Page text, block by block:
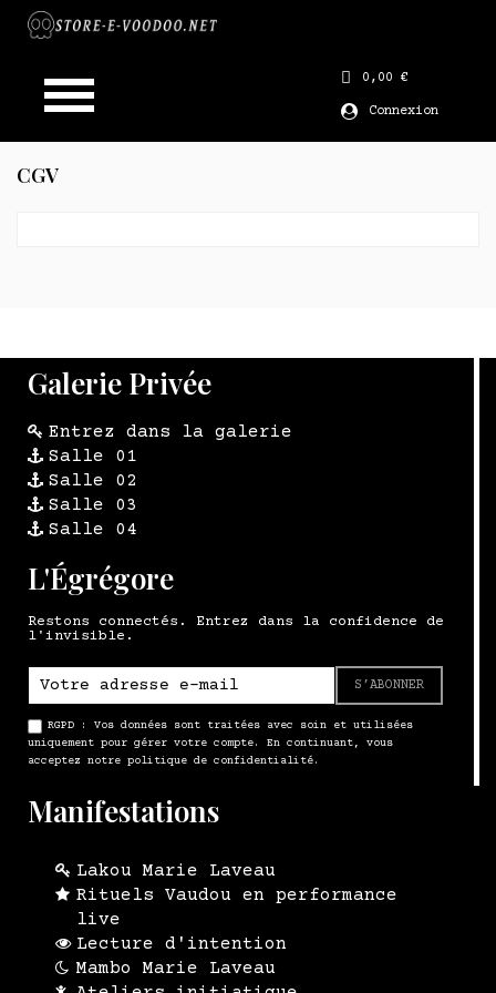
0,00 €
Connexion
CGV
Galerie Privée
Entrez dans la galerie
Salle 01
Salle 02
Salle 03
Salle 04
L'Égrégore
Restons connectés. Entrez dans la confidence de
l'invisible.
S’ABONNER
RGPD : Vos données sont traitées avec soin et utilisées
uniquement pour gérer votre compte. En continuant, vous
acceptez notre politique de confidentialité.
Manifestations
Lakou Marie Laveau
Rituels Vaudou en performance
live
Lecture d'intention
Mambo Marie Laveau